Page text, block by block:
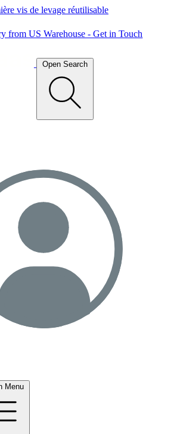
vis de levage réutilisable
from US Warehouse - Get in Touch
Open Search
Menu